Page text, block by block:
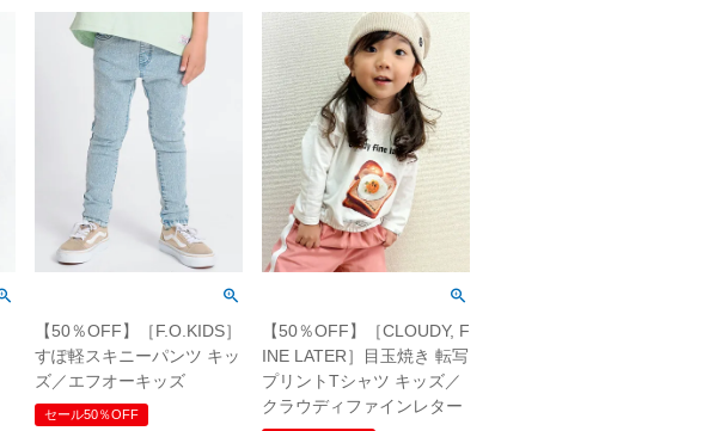
【50％OFF】［F.O.KIDS］
すぽ軽スキニーパンツ キッ
ズ／エフオーキッズ
セール50％OFF
【50％OFF】［CLOUDY, F
INE LATER］目玉焼き 転写
プリントTシャツ キッズ／
クラウディファインレター